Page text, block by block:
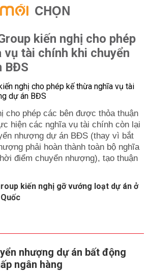
CHỌN
kiến nghị cho phép
vụ tài chính khi chuyển
BĐS
cho phép các bên được thỏa thuận
hiện các nghĩa vụ tài chính còn lại
nhượng dự án BĐS (thay vì bắt
phải hoàn thành toàn bộ nghĩa
điểm chuyển nhượng), tạo thuận
kiến nghị gỡ vướng loạt dự án ở
nhượng dự án bất động
ngân hàng